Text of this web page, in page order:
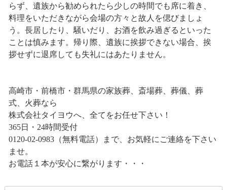
らず、遺族から勧められたら少しの時間でも席に着き、
料理をいただきながら会場の方々と故人を偲びましょ
う。長居したり、騒いだり、お酒を飲み過ぎるといった
ことは慎みます。帰り際、遺族に挨拶できない場合、挨
拶せずに退席しても失礼にはあたりません。
高崎市・前橋市・群馬県の家族葬、斎場葬、葬儀、葬
式、火葬なら
株式会社タイヨウへ、全てをお任せ下さい！
365日・24時間受付
0120-02-0983（無料電話）まで、お気軽にご連絡を下さい
ませ。
お電話１本が安心に繋がります・・・